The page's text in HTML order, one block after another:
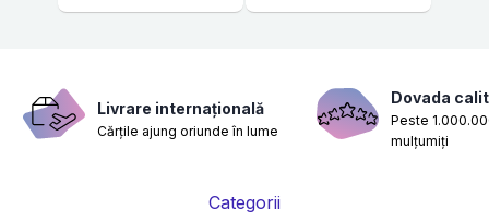
Livrare internațională
Cărțile ajung oriunde în lume
Dovada
Peste
mulțumiți
Categorii